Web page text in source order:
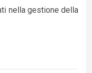
nella gestione della